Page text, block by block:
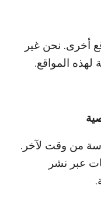
أخرى. نحن غير
المواقع.
من وقت لآخر.
عبر نشر